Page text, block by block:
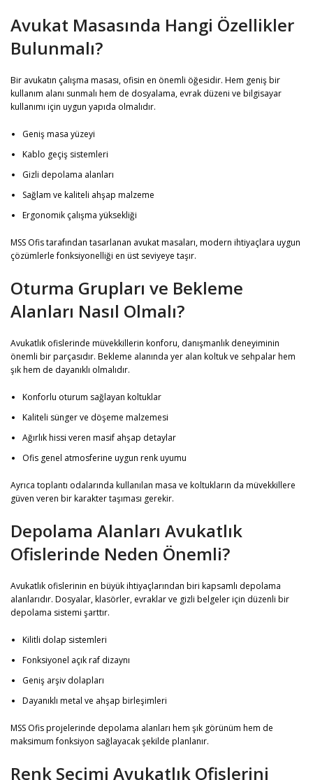
Avukat Masasında Hangi Özellikler
Bulunmalı?
Bir avukatın çalışma masası, ofisin en önemli öğesidir. Hem geniş bir
kullanım alanı sunmalı hem de dosyalama, evrak düzeni ve bilgisayar
kullanımı için uygun yapıda olmalıdır.
Geniş masa yüzeyi
Kablo geçiş sistemleri
Gizli depolama alanları
Sağlam ve kaliteli ahşap malzeme
Ergonomik çalışma yüksekliği
MSS Ofis tarafından tasarlanan avukat masaları, modern ihtiyaçlara uygun
çözümlerle fonksiyonelliği en üst seviyeye taşır.
Oturma Grupları ve Bekleme
Alanları Nasıl Olmalı?
Avukatlık ofislerinde müvekkillerin konforu, danışmanlık deneyiminin
önemli bir parçasıdır. Bekleme alanında yer alan koltuk ve sehpalar hem
şık hem de dayanıklı olmalıdır.
Konforlu oturum sağlayan koltuklar
Kaliteli sünger ve döşeme malzemesi
Ağırlık hissi veren masif ahşap detaylar
Ofis genel atmosferine uygun renk uyumu
Ayrıca toplantı odalarında kullanılan masa ve koltukların da müvekkillere
güven veren bir karakter taşıması gerekir.
Depolama Alanları Avukatlık
Ofislerinde Neden Önemli?
Avukatlık ofislerinin en büyük ihtiyaçlarından biri kapsamlı depolama
alanlarıdır. Dosyalar, klasörler, evraklar ve gizli belgeler için düzenli bir
depolama sistemi şarttır.
Kilitli dolap sistemleri
Fonksiyonel açık raf dizaynı
Geniş arşiv dolapları
Dayanıklı metal ve ahşap birleşimleri
MSS Ofis projelerinde depolama alanları hem şık görünüm hem de
maksimum fonksiyon sağlayacak şekilde planlanır.
Renk Seçimi Avukatlık Ofislerini